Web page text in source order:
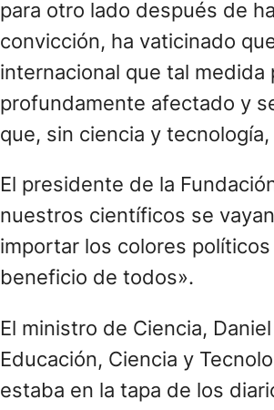
para otro lado después de
convicción, ha vaticinado
internacional que tal
profundamente afectado y
que, sin ciencia y
El presidente de la
nuestros científicos se
importar los colores
beneficio de todos».
El ministro de Ciencia,
Educación, Ciencia y
estaba en la tapa de los